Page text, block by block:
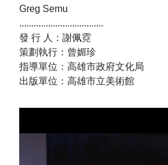
Greg Semu
...................................
發 行 人：謝佩霓
策劃執行：曾媚珍
指導單位：高雄市政府文化局
出版單位：高雄市立美術館